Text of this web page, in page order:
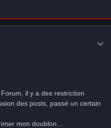
il y a des restriction
des posts, passé un certain
mon doublon...